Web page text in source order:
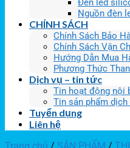
Đèn led
Nguồn đèn
CHÍNH SÁCH
Chính Sách Bảo
Chính Sách Vận
Hướng Dẫn Mua
Phương Thức
Dịch vụ – tin tức
Tin hoạt động nội
Tin sản phẩm dịch
Tuyển dụng
Liên hệ